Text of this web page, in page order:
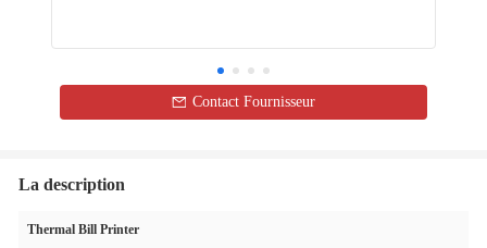
Contact Fournisseur
La description
Thermal Bill Printer